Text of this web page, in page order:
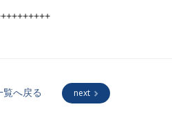
覧へ戻る next